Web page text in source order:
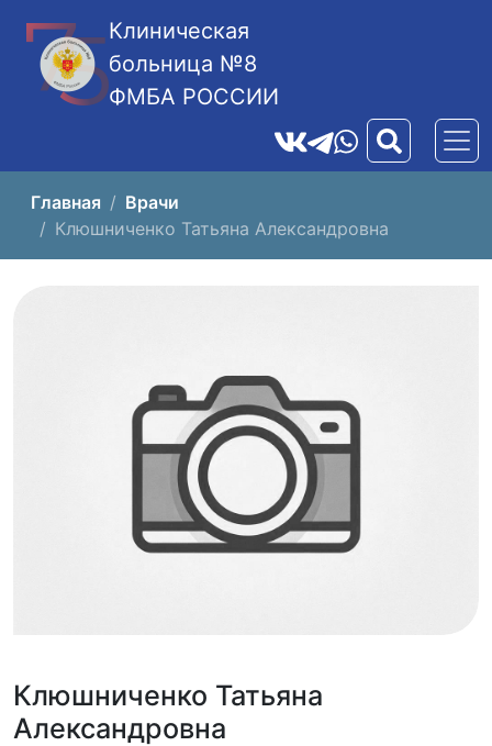
Клиническая
больница №8
ФМБА РОССИИ
Главная
Врачи
Клюшниченко Татьяна Александровна
Клюшниченко Татьяна
Александровна